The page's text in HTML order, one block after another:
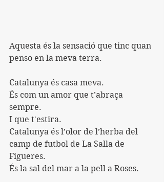
Aquesta és la sensació que tinc quan
penso en la meva terra.
Catalunya és casa meva.
És com un amor que t’abraça
sempre.
I que t'estira.
Catalunya és l’olor de l’herba del
camp de futbol de La Salla de
Figueres.
És la sal del mar a la pell a Roses.